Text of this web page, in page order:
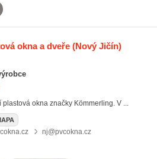
okna a dveře(Nový Jičín)
okna značky Kömmerling. V ...
nj@pvcokna.cz